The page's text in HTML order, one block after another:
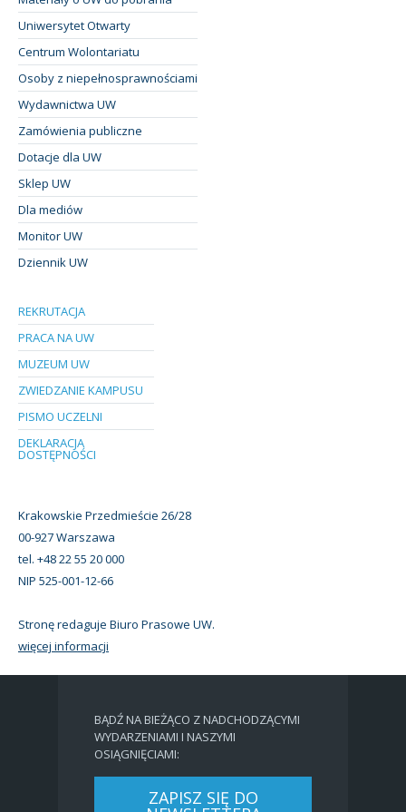
Uniwersytet Otwarty
Centrum Wolontariatu
Osoby z niepełnosprawnościami
Wydawnictwa UW
Zamówienia publiczne
Dotacje dla UW
Sklep UW
Dla mediów
Monitor UW
Dziennik UW
REKRUTACJA
PRACA NA UW
MUZEUM UW
ZWIEDZANIE KAMPUSU
PISMO UCZELNI
DEKLARACJA
DOSTĘPNOŚCI
Krakowskie Przedmieście 26/28
00-927 Warszawa
tel. +48 22 55 20 000
NIP 525-001-12-66
Stronę redaguje Biuro Prasowe UW.
więcej informacji
BĄDŹ NA BIEŻĄCO Z NADCHODZĄCYMI
WYDARZENIAMI I NASZYMI
OSIĄGNIĘCIAMI:
ZAPISZ SIĘ DO